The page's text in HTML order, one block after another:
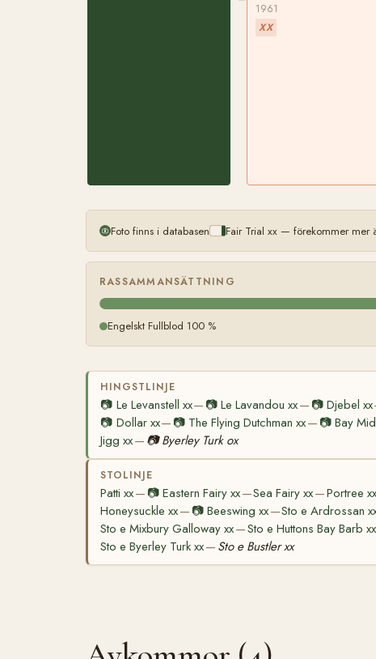
1961
XX
Foto finns i databasen Fair Trial xx — förekommer mer
RASSAMMANSÄTTNING
Engelskt Fullblod 100 %
HINGSTLINJE
📷 Le Levanstell xx— 📷Le Lavandou xx— 📷 Djebel xx
📷 Dollar xx— 📷 The Flying Dutchman xx— 📷 Bay
Jigg xx— 📷 Byerley Turk ox
STOLINJE
Patti xx— 📷Eastern Fairy xx—Sea Fairy xx—Portree xx
Honeysuckle xx— 📷Beeswing xx—Sto e Ardrossan
Sto e Mixbury Galloway xx—Sto e Huttons Bay Barb xx
Sto e Byerley Turk xx— Sto e Bustler xx